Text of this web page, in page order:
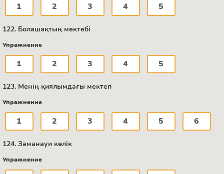
1 2 3 4 5
122. Болашақтың мектебі
Упражнение
1 2 3 4 5
123. Менің қиялымдағы мектеп
Упражнение
1 2 3 4 5 6
124. Заманауи көлік
Упражнение